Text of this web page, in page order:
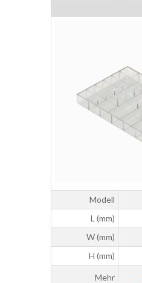
Modell
L (mm)
W (mm)
H (mm)
Mehr